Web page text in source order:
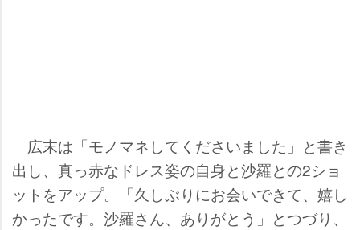
広末は「モノマネしてくださいました」と書き
出し、真っ赤なドレス姿の自身と沙羅との2ショ
ットをアップ。「久しぶりにお会いできて、嬉し
かったです。沙羅さん、ありがとう」とつづり、